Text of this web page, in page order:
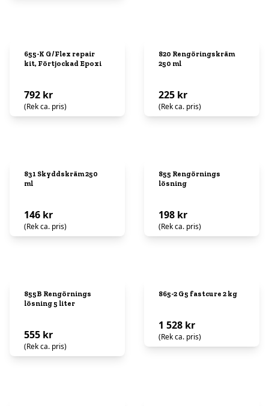
655-K G/Flex repair
kit, Förtjockad Epoxi
792 kr
(Rek ca. pris)
820 Rengöringskräm
250 ml
225 kr
(Rek ca. pris)
831 Skyddskräm 250
ml
146 kr
(Rek ca. pris)
855 Rengörnings
lösning
198 kr
(Rek ca. pris)
855B Rengörnings
lösning 5 liter
555 kr
(Rek ca. pris)
865-2 G5 fastcure 2 kg
1 528 kr
(Rek ca. pris)